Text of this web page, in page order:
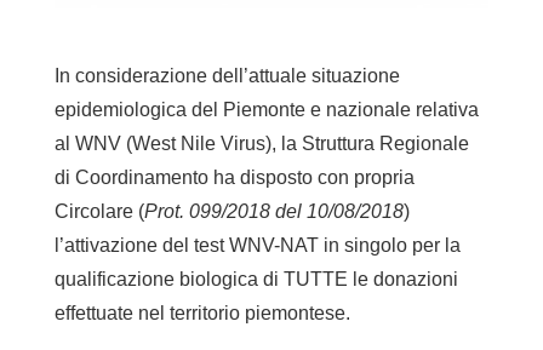
In considerazione dell’attuale situazione
epidemiologica del Piemonte e nazionale relativa
al WNV (West Nile Virus), la Struttura Regionale
di Coordinamento ha disposto con propria
Circolare (Prot. 099/2018 del 10/08/2018)
l’attivazione del test WNV-NAT in singolo per la
qualificazione biologica di TUTTE le donazioni
effettuate nel territorio piemontese.